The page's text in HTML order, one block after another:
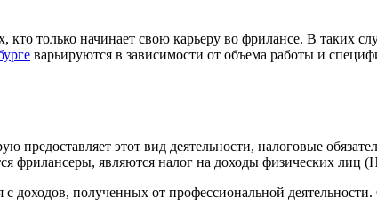
только начинает свою карьеру во фрилансе. В таких
варьируются в зависимости от объема работы и
этот вид деятельности, налоговые
фрилансеры, являются налог на доходы физических лиц
полученных от профессиональной